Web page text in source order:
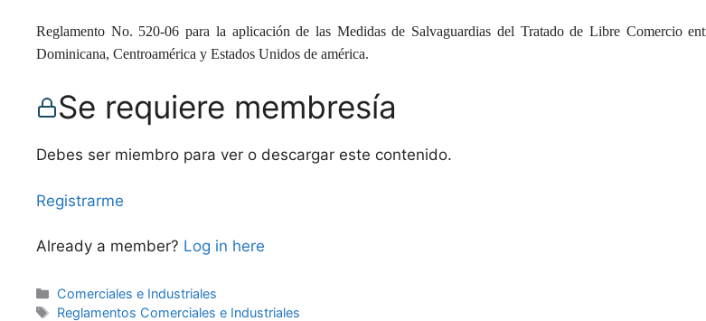
Reglamento No. 520-06 para la aplicación de las Medidas de Salvaguardias del Tratado de Libre Comercio
Dominicana, Centroamérica y Estados Unidos de américa.
Se requiere membresía
Debes ser miembro para ver o descargar este contenido.
Registrarme
Already a member? Log in here
Categories
Comerciales e Industriales
Tags
Reglamentos Comerciales e Industriales